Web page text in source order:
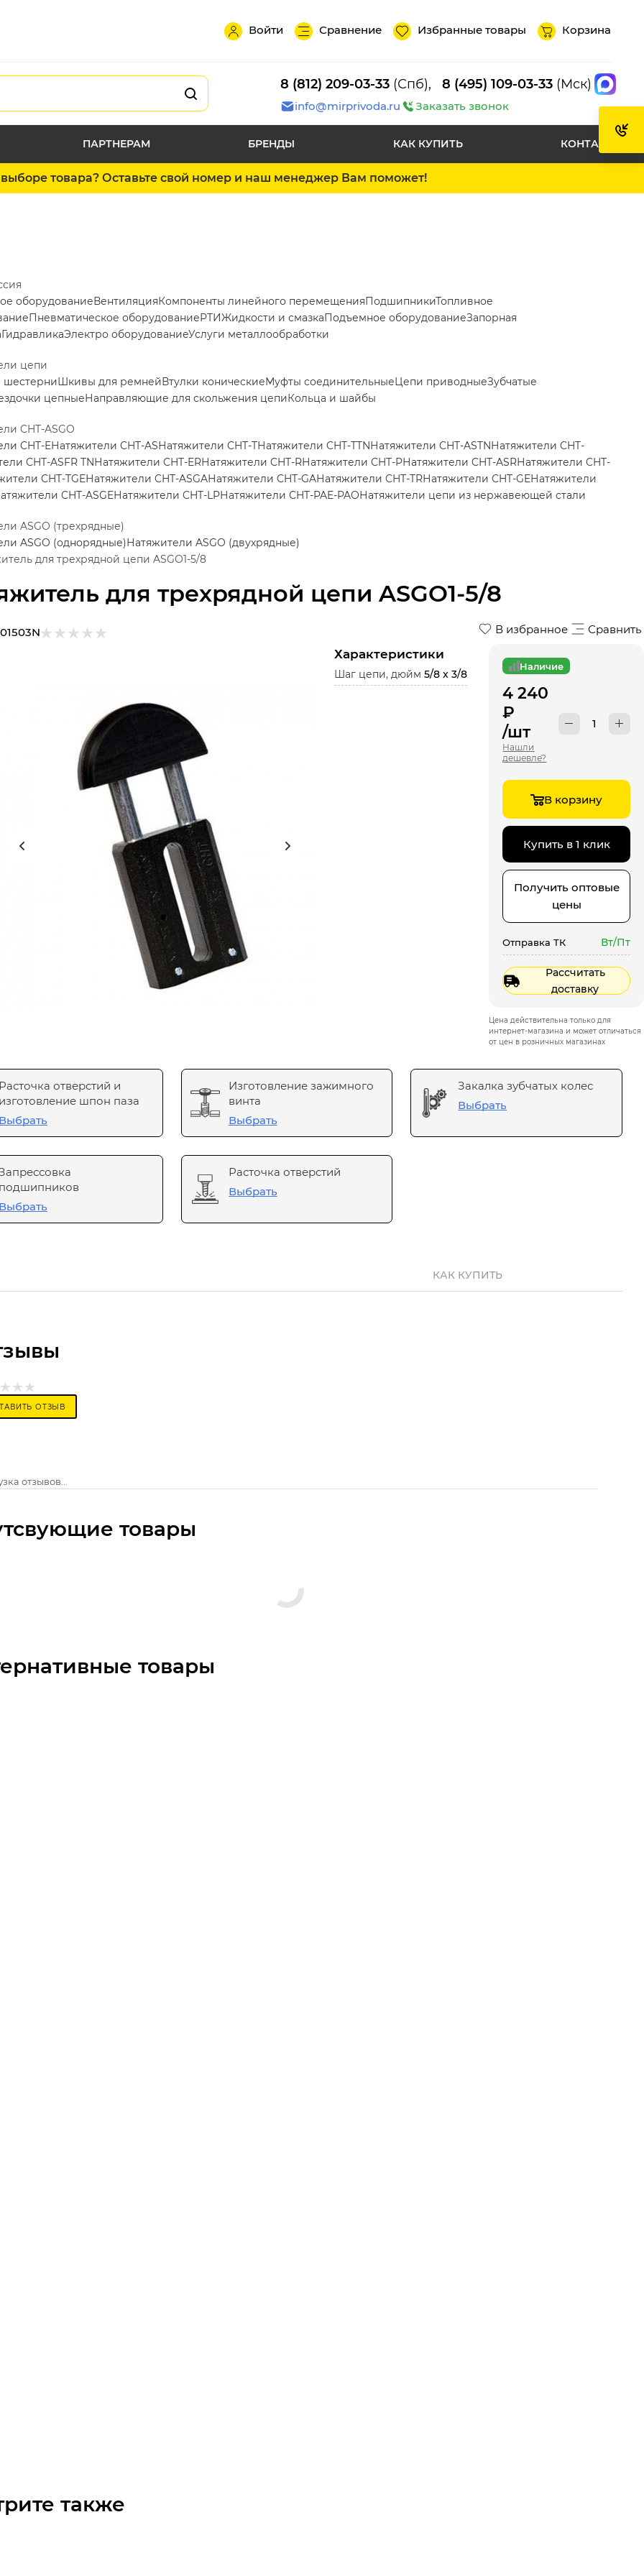
Войти Сравнение Избранные товары Корзина
8 (812) 209-03-33 (Спб), 8 (495) 109-03-33 (Мск)
info@mirprivoda.ru Заказать звонок
ПАРТНЕРАМ БРЕНДЫ КАК КУПИТЬ КОНТАКТЫ
товара? Оставьте свой номер и наш менеджер Вам поможет!
для трехрядной цепи ASGO1-5/8
оборудованиеВентиляцияКомпоненты линейного перемещенияПодшипникиТопливное
Пневматическое оборудованиеРТИЖидкости и смазкаПодъемное оборудованиеЗапорная
ГидравликаЭлектро оборудованиеУслуги металлообработки
цепи
шестерниШкивы для ремнейВтулки коническиеМуфты соединительныеЦепи приводныеЗубчатые
цепныеНаправляющие для скольжения цепиКольца и шайбы
CHT-ASGO
CHT-EНатяжители CHT-ASНатяжители CHT-TНатяжители CHT-TTNНатяжители CHT-ASTNНатяжители CHT-
CHT-ASFR TNНатяжители CHT-ERНатяжители CHT-RНатяжители CHT-PНатяжители CHT-ASRНатяжители CHT-
CHT-TGEНатяжители CHT-ASGAНатяжители CHT-GAНатяжители CHT-TRНатяжители CHT-GEНатяжители
CHT-ASGEНатяжители CHT-LPНатяжители CHT-PAE-PAOНатяжители цепи из нержавеющей стали
ASGO (трехрядные)
ASGO (однорядные)Натяжители ASGO (двухрядные)
для трехрядной цепи ASGO1-5/8
В избранное Сравнить
Характеристики
Шаг цепи, дюйм 5/8 x 3/8
Наличие
4 240
₽
/шт
Нашли
дешевле?
В корзину
Купить в 1 клик
Получить оптовые
цены
Отправка ТК Вт/Пт
Рассчитать
доставку
Цена действительна только для
интернет-магазина и может отличаться
от цен в розничных магазинах
отверстий и
шпон паза
Изготовление зажимного
винта
Выбрать
Закалка зубчатых колес
Выбрать
Расточка отверстий
Выбрать
КАК КУПИТЬ
ОТЗЫВ
отзывов...
товары
товары
также